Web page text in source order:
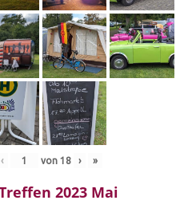
‹ von 18 › »
2023 Mai